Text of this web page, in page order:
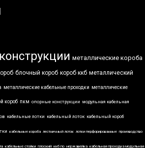
металлические короба
блочный короб короб ккб металлический
металлические кабельные проходки металлические
короб пкм опорные конструкции модульная кабельная
кабельные лотки кабельный лоток кабельный короб
кабельные короба лестничный лоток лотки перфорированные производство
кабельные стойки плоский ккб по нержавейка кабельная проходка модульная